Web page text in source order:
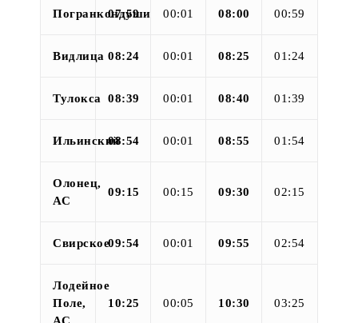
Погранкондуши
07:59 00:01 08:00 00:59
Видлица 08:24 00:01 08:25 01:24
Тулокса 08:39 00:01 08:40 01:39
Ильинский08:54 00:01 08:55 01:54
Олонец,
АС
09:15 00:15 09:30 02:15
Свирское09:54 00:01 09:55 02:54
Лодейное
Поле,
10:25 00:05 10:30 03:25